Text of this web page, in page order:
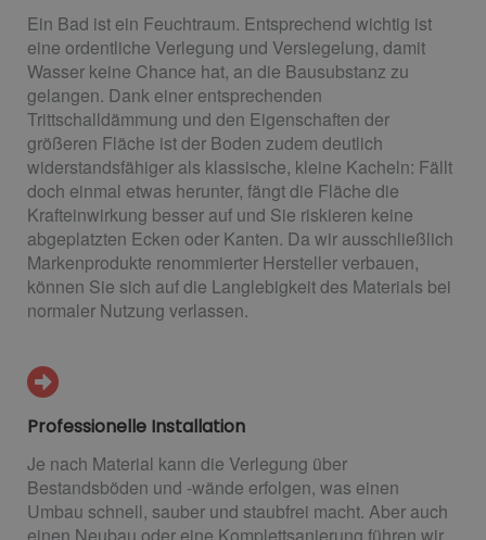
Ein Bad ist ein Feuchtraum. Entsprechend wichtig ist
eine ordentliche Verlegung und Versiegelung, damit
Wasser keine Chance hat, an die Bausubstanz zu
gelangen. Dank einer entsprechenden
Trittschalldämmung und den Eigenschaften der
größeren Fläche ist der Boden zudem deutlich
widerstandsfähiger als klassische, kleine Kacheln: Fällt
doch einmal etwas herunter, fängt die Fläche die
Krafteinwirkung besser auf und Sie riskieren keine
abgeplatzten Ecken oder Kanten. Da wir ausschließlich
Markenprodukte renommierter Hersteller verbauen,
können Sie sich auf die Langlebigkeit des Materials bei
normaler Nutzung verlassen.
Professionelle Installation
Je nach Material kann die Verlegung über
Bestandsböden und -wände erfolgen, was einen
Umbau schnell, sauber und staubfrei macht. Aber auch
einen Neubau oder eine Komplettsanierung führen wir